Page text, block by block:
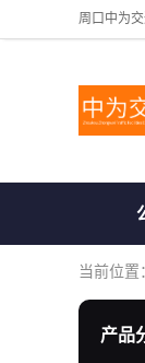
当前位置
产品